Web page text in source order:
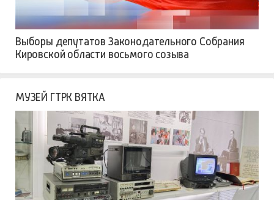
Выборы депутатов Законодательного Собрания
Кировской области восьмого созыва
МУЗЕЙ ГТРК ВЯТКА